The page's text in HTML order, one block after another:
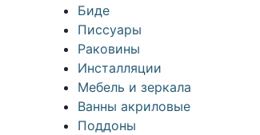
Биде
Писсуары
Раковины
Инсталляции
Мебель и зеркала
Ванны акриловые
Поддоны